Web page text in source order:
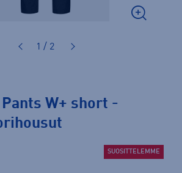
1 / 2
W+ short -
SUOSITTELEMME